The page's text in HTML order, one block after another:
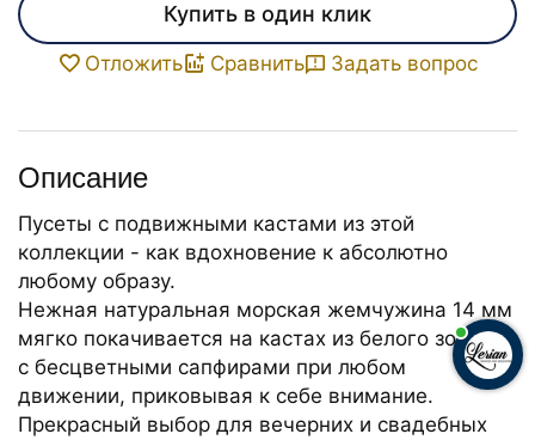
Купить в один клик
Отложить Сравнить Задать вопрос
Описание
Пусеты с подвижными кастами из этой
коллекции - как вдохновение к абсолютно
любому образу.
Нежная натуральная морская жемчужина 14 мм
мягко покачивается на кастах из белого золота
с бесцветными сапфирами при любом
движении, приковывая к себе внимание.
Прекрасный выбор для вечерних и свадебных